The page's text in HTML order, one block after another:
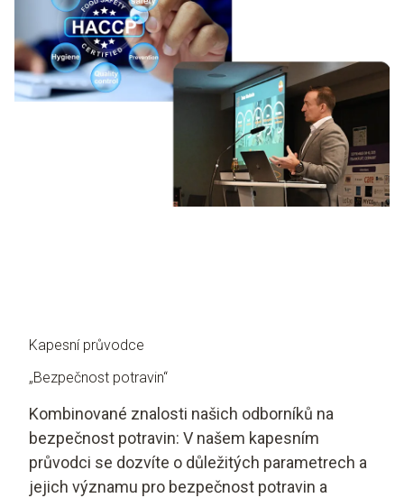
Kapesní průvodce
„Bezpečnost potravin“
Kombinované znalosti našich odborníků na
bezpečnost potravin: V našem kapesním
průvodci se dozvíte o důležitých parametrech a
jejich významu pro bezpečnost potravin a